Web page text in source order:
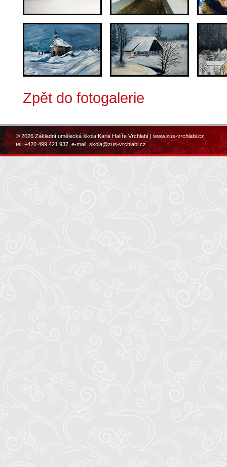
Zpět do fotogalerie
© 2026 Základní umělecká škola Karla Halíře Vrchlabí |www.zus-vrchlabi.cz
tel: +420 499 421 937, e-mail:skola@zus-vrchlabi.cz